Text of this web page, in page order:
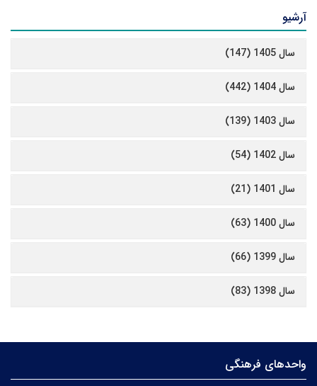
آرشیو
سال 1405 (147)
سال 1404 (442)
سال 1403 (139)
سال 1402 (54)
سال 1401 (21)
سال 1400 (63)
سال 1399 (66)
سال 1398 (83)
واحدهای فرهنگی